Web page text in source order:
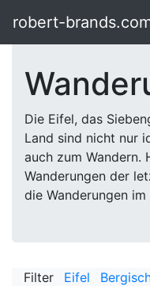
robert-
Die Eifel, das
Land sind nicht nur
auch zum Wandern.
Wanderungen der
die Wanderungen im
Filter Eifel